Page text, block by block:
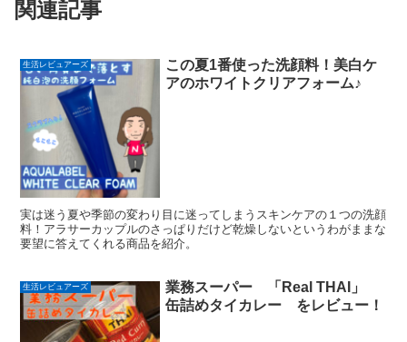
関連記事
生活レビュアーズ
この夏1番使った洗顔料！美白ケ
アのホワイトクリアフォーム♪
実は迷う夏や季節の変わり目に迷ってしまうスキンケアの１つの洗顔
料！アラサーカップルのさっぱりだけど乾燥しないというわがままな
要望に答えてくれる商品を紹介。
生活レビュアーズ
業務スーパー 「Real THAI」
缶詰めタイカレー をレビュー！